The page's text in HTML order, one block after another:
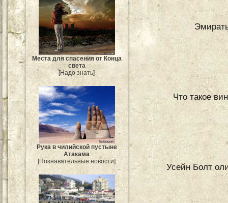
Места для спасения от Конца
света
[Надо знать]
Рука в чилийской пустыне
Атакама
[Познавательные новости]
Что такое
Усейн Болт